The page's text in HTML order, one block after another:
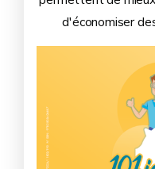
d'économiser